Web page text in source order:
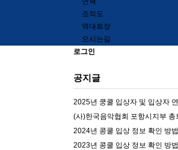
조직도
역대회장
오시는길
로그인
공지글
2024년 콩쿨 입상 정보 확인 방법
2023년 콩쿨 입상 정보 확인 방법